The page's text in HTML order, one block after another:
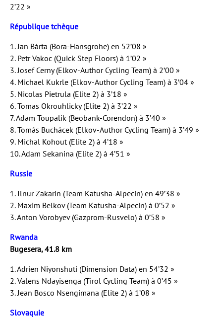
2’22 »
République tchèque
1. Jan Bárta (Bora-Hansgrohe) en 52’08 »
2. Petr Vakoc (Quick Step Floors) à 1’02 »
3. Josef Cerny (Elkov-Author Cycling Team) à 2’00 »
4. Michael Kukrle (Elkov-Author Cycling Team) à 3’04 »
5. Nicolas Pietrula (Elite 2) à 3’18 »
6. Tomas Okrouhlicky (Elite 2) à 3’22 »
7. Adam Toupalik (Beobank-Corendon) à 3’40 »
8. Tomás Buchácek (Elkov-Author Cycling Team) à 3’49 »
9. Michal Kohout (Elite 2) à 4’18 »
10. Adam Sekanina (Elite 2) à 4’51 »
Russie
1. Ilnur Zakarin (Team Katusha-Alpecin) en 49’38 »
2. Maxim Belkov (Team Katusha-Alpecin) à 0’52 »
3. Anton Vorobyev (Gazprom-Rusvelo) à 0’58 »
Rwanda
Bugesera, 41.8 km
1. Adrien Niyonshuti (Dimension Data) en 54’32 »
2. Valens Ndayisenga (Tirol Cycling Team) à 0’45 »
3. Jean Bosco Nsengimana (Elite 2) à 1’08 »
Slovaquie